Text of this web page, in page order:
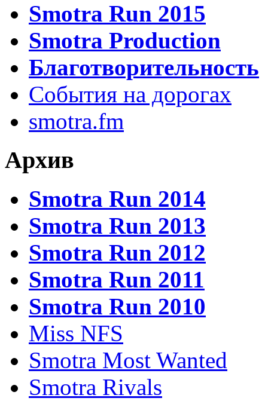
Smotra Run 2015
Smotra Production
Благотворительность
События на дорогах
smotra.fm
Архив
Smotra Run 2014
Smotra Run 2013
Smotra Run 2012
Smotra Run 2011
Smotra Run 2010
Miss NFS
Smotra Most Wanted
Smotra Rivals